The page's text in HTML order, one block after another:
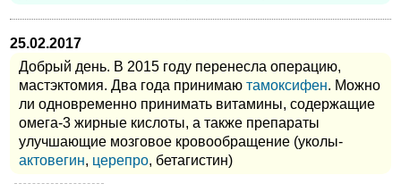
25.02.2017
Добрый день. В 2015 году перенесла операцию,
мастэктомия. Два года принимаю тамоксифен. Можно
ли одновременно принимать витамины, содержащие
омега-3 жирные кислоты, а также препараты
улучшающие мозговое кровообращение (уколы-
актовегин, церепро, бетагистин)